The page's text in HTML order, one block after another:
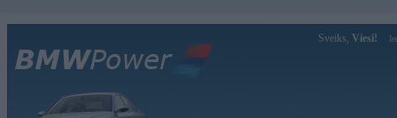
Sveiks, Viesi!